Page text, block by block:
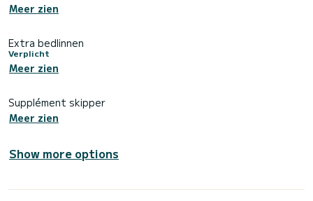
Meer zien
Extra bedlinnen
Verplicht
Meer zien
Supplément skipper
Meer zien
Show more options